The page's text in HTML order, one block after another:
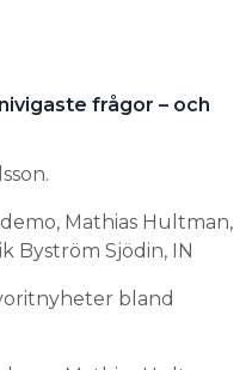
frågor – och
Mathias Hultman,
Byström Sjödin, IN
bland